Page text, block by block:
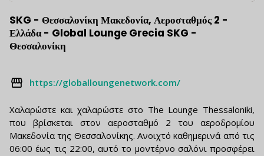
SKG - Θεσσαλονίκη Μακεδονία, Αεροσταθμός 2 -
Ελλάδα - Global Lounge Grecia SKG -
Θεσσαλονίκη
https://globalloungenetwork.com/
Χαλαρώστε και χαλαρώστε στο The Lounge Thessaloniki,
που βρίσκεται στον αεροσταθμό 2 του αεροδρομίου
Μακεδονία της Θεσσαλονίκης. Ανοιχτό καθημερινά από τις
06:00 έως τις 22:00, αυτό το μοντέρνο σαλόνι προσφέρει